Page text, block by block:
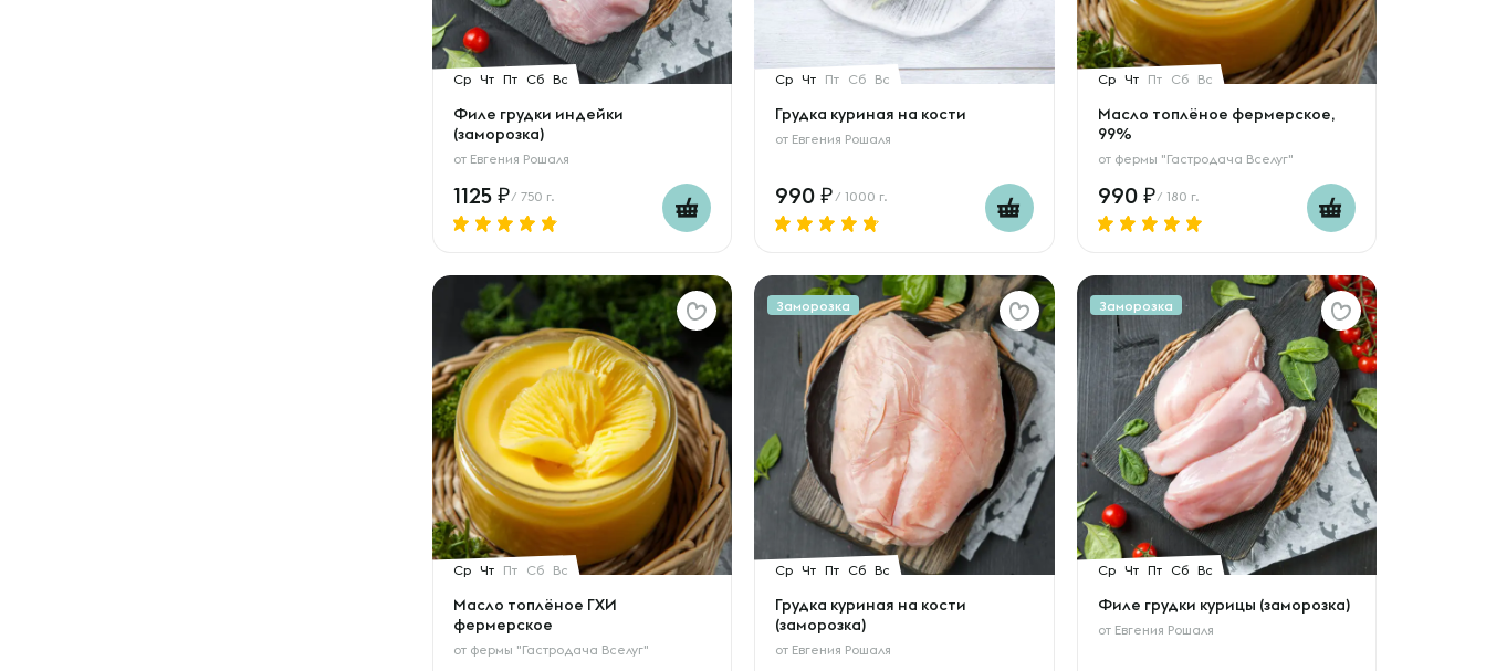
Ср Чт Пт Сб Вс
Филе грудки индейки
(заморозка)
от Евгения Рошаля
1125 / 750 г.
Ср Чт Пт Сб Вс
Грудка куриная на кости
от Евгения Рошаля
990 / 1000 г.
Ср Чт Пт Сб Вс
Масло топлёное фермерское,
99%
от фермы "Гастродача Вселуг"
990 / 180 г.
Ср Чт Пт Сб Вс
Масло топлёное ГХИ
фермерское
от фермы "Гастродача Вселуг"
Заморозка
Ср Чт Пт Сб Вс
Грудка куриная на кости
(заморозка)
от Евгения Рошаля
Заморозка
Ср Чт Пт Сб Вс
Филе грудки курицы (заморозка)
от Евгения Рошаля